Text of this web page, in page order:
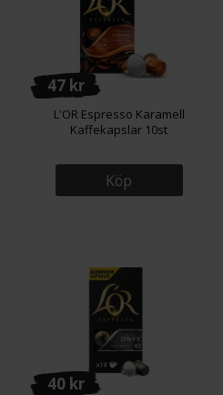
47 kr
L'OR Espresso Karamell
Kaffekapslar 10st
Köp
40 kr